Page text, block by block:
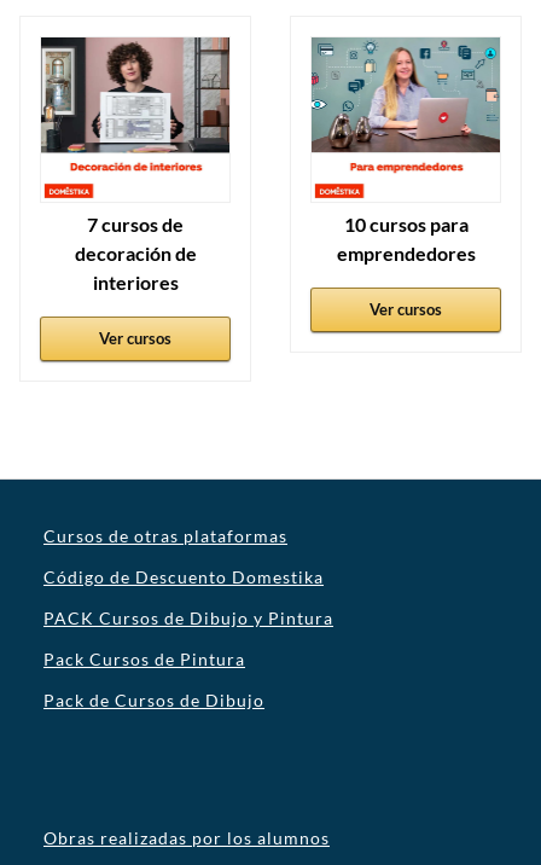
7 cursos de
decoración de
interiores
Ver cursos
10 cursos para
emprendedores
Ver cursos
Cursos de otras plataformas
Código de Descuento Domestika
PACK Cursos de Dibujo y Pintura
Pack Cursos de Pintura
Pack de Cursos de Dibujo
Obras realizadas por los alumnos